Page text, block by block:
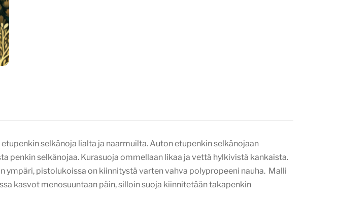
selkänoja lialta ja naarmuilta. Auton etupenkin selkänojaan
penkin selkänojaa. Kurasuoja ommellaan likaa ja vettä hylkivistä kankaista.
pistolukoissa on kiinnitystä varten vahva polypropeeni nauha. Malli
kasvot menosuuntaan päin, silloin suoja kiinnitetään takapenkin